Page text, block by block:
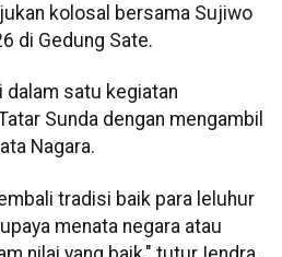
kolosal bersama Sujiwo
di Gedung Sate.
dalam satu kegiatan
Sunda dengan mengambil
Nagara.
tradisi baik para leluhur
menata negara atau